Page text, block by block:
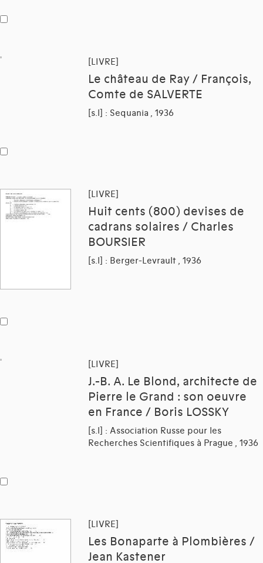
[LIVRE]
Le château de Ray / François,
Comte de SALVERTE
[s.l] : Sequania , 1936
[LIVRE]
Huit cents (800) devises de
cadrans solaires / Charles
BOURSIER
[s.l] : Berger-Levrault , 1936
[LIVRE]
J.-B. A. Le Blond, architecte de
Pierre le Grand : son oeuvre
en France / Boris LOSSKY
[s.l] : Association Russe pour les
Recherches Scientifiques à Prague , 1936
[LIVRE]
Les Bonaparte à Plombières /
Jean Kastener